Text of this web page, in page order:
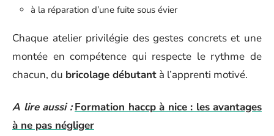
à la réparation d’une fuite sous évier
Chaque atelier privilégie des gestes concrets et une
montée en compétence qui respecte le rythme de
chacun, du bricolage débutant à l’apprenti motivé.
A lire aussi : Formation haccp à nice : les avantages
à ne pas négliger